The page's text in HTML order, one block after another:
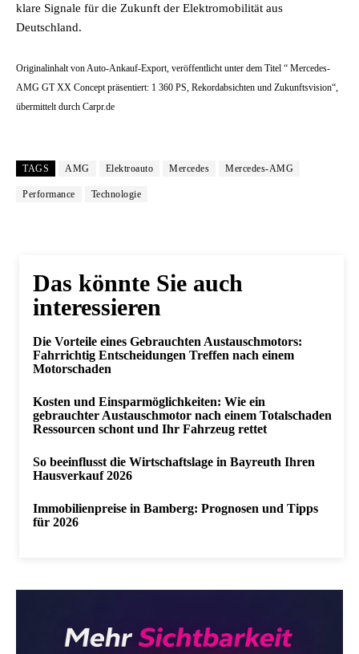
klare Signale für die Zukunft der Elektromobilität aus
Deutschland.
Originalinhalt von Auto-Ankauf-Export, veröffentlicht unter dem Titel “ Mercedes-
AMG GT XX Concept präsentiert: 1 360 PS, Rekordabsichten und Zukunftsvision“,
übermittelt durch Carpr.de
TAGS AMG Elektroauto Mercedes Mercedes-AMG
Performance Technologie
Das könnte Sie auch
interessieren
Die Vorteile eines Gebrauchten Austauschmotors:
Fahrrichtig Entscheidungen Treffen nach einem
Motorschaden
Kosten und Einsparmöglichkeiten: Wie ein
gebrauchter Austauschmotor nach einem Totalschaden
Ressourcen schont und Ihr Fahrzeug rettet
So beeinflusst die Wirtschaftslage in Bayreuth Ihren
Hausverkauf 2026
Immobilienpreise in Bamberg: Prognosen und Tipps
für 2026